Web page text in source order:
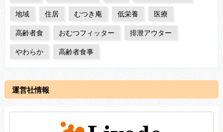
地域 住居 むつき庵 低栄養 医療
高齢者食 おむつフィッター 排泄アウター
やわらか 高齢者食事
運営社情報